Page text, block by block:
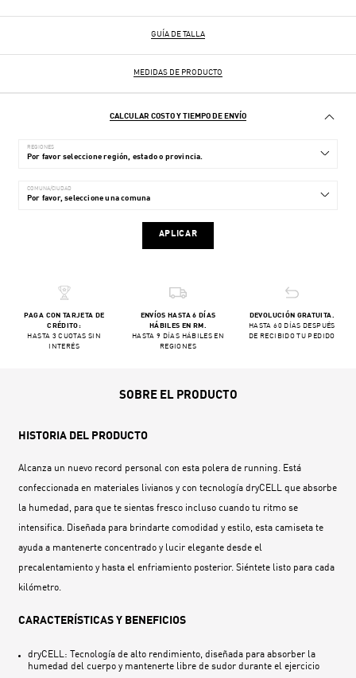
GUÍA DE TALLA
MEDIDAS DE PRODUCTO
CALCULAR COSTO Y TIEMPO DE ENVÍO
REGIONES
COMUNA/CIUDAD
APLICAR
PAGA CON TARJETA DE
CRÉDITO:
HASTA 3 CUOTAS SIN
INTERÉS
ENVÍOS HASTA 6 DÍAS
HÁBILES EN RM.
HASTA 9 DÍAS HÁBILES EN
REGIONES
DEVOLUCIÓN GRATUITA.
HASTA 60 DÍAS DESPUÉS
DE RECIBIDO TU PEDIDO
SOBRE EL PRODUCTO
HISTORIA DEL PRODUCTO
Alcanza un nuevo record personal con esta polera de running. Está
confeccionada en materiales livianos y con tecnología dryCELL que absorbe
la humedad, para que te sientas fresco incluso cuando tu ritmo se
intensifica. Diseñada para brindarte comodidad y estilo, esta camiseta te
ayuda a mantenerte concentrado y lucir elegante desde el
precalentamiento y hasta el enfriamiento posterior. Siéntete listo para cada
kilómetro.
CARACTERÍSTICAS Y BENEFICIOS
dryCELL: Tecnología de alto rendimiento, diseñada para absorber la
humedad del cuerpo y mantenerte libre de sudor durante el ejercicio